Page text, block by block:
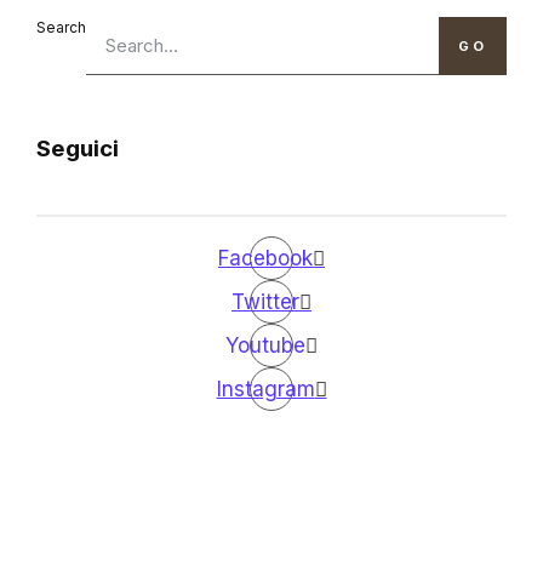
Search
GO
Seguici
Facebook
Twitter
Youtube
Instagram